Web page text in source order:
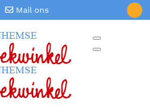
Mail ons